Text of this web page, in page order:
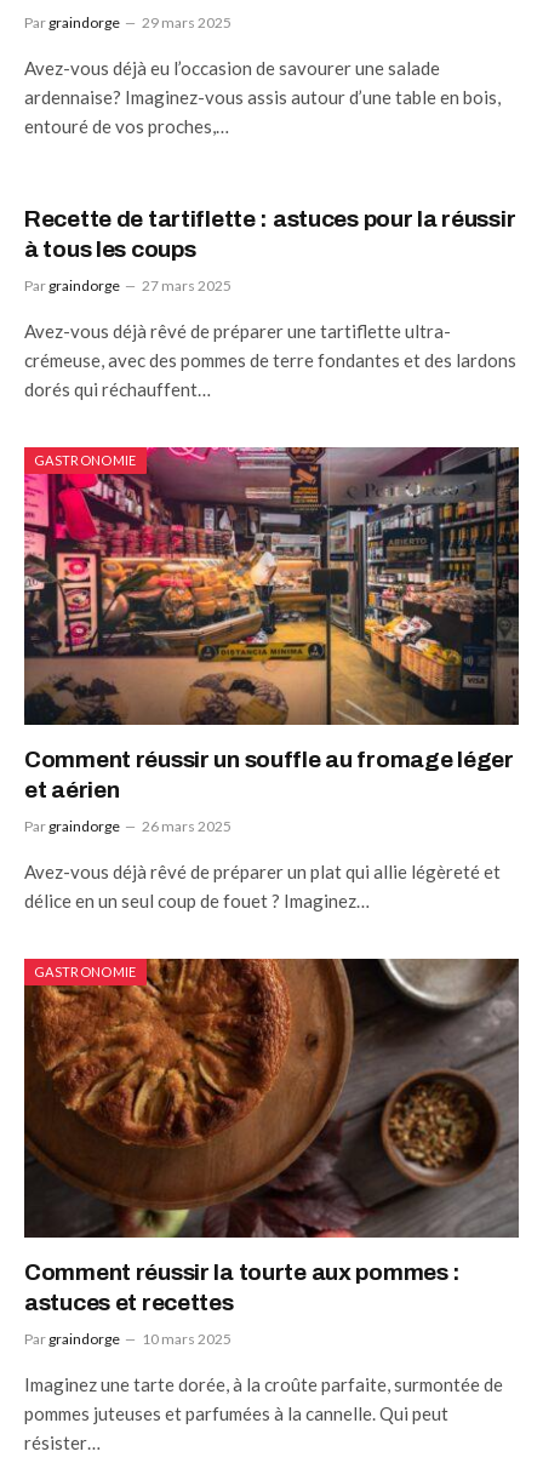
Par graindorge 29 mars 2025
Avez-vous déjà eu l’occasion de savourer une salade
ardennaise? Imaginez-vous assis autour d’une table en bois,
entouré de vos proches,…
Recette de tartiflette : astuces pour la réussir
à tous les coups
Par graindorge 27 mars 2025
Avez-vous déjà rêvé de préparer une tartiflette ultra-
crémeuse, avec des pommes de terre fondantes et des lardons
dorés qui réchauffent…
GASTRONOMIE
Comment réussir un souffle au fromage léger
et aérien
Par graindorge 26 mars 2025
Avez-vous déjà rêvé de préparer un plat qui allie légèreté et
délice en un seul coup de fouet ? Imaginez…
GASTRONOMIE
Comment réussir la tourte aux pommes :
astuces et recettes
Par graindorge 10 mars 2025
Imaginez une tarte dorée, à la croûte parfaite, surmontée de
pommes juteuses et parfumées à la cannelle. Qui peut
résister…